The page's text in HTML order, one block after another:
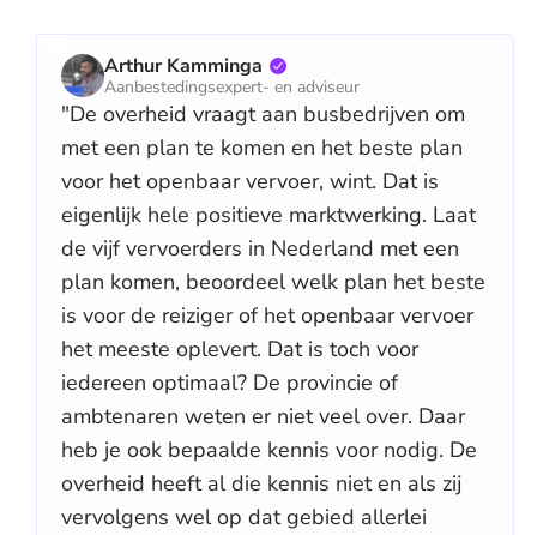
Arthur Kamminga
Aanbestedingsexpert- en adviseur
"De overheid vraagt aan busbedrijven om
met een plan te komen en het beste plan
voor het openbaar vervoer, wint. Dat is
eigenlijk hele positieve marktwerking. Laat
de vijf vervoerders in Nederland met een
plan komen, beoordeel welk plan het beste
is voor de reiziger of het openbaar vervoer
het meeste oplevert. Dat is toch voor
iedereen optimaal? De provincie of
ambtenaren weten er niet veel over. Daar
heb je ook bepaalde kennis voor nodig. De
overheid heeft al die kennis niet en als zij
vervolgens wel op dat gebied allerlei